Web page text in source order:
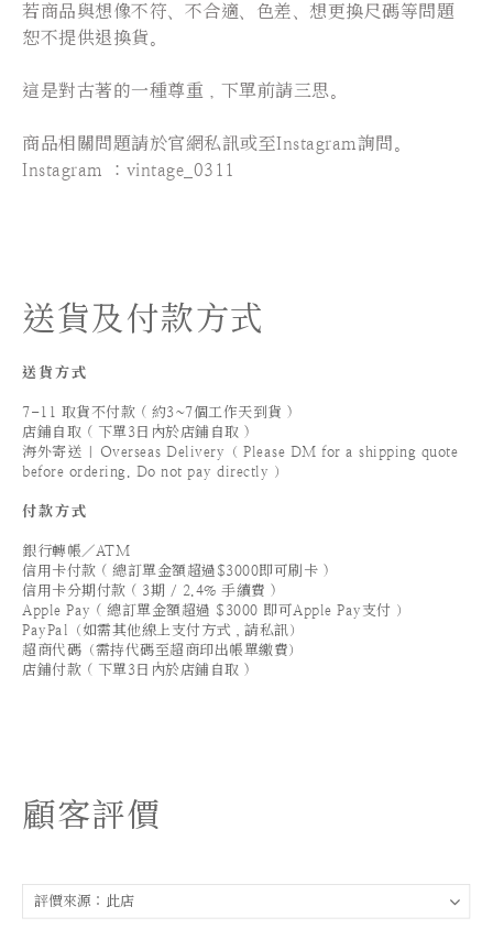
若商品與想像不符、不合適、色差、想更換尺碼等問題
恕不提供退換貨。
這是對古著的一種尊重，下單前請三思。
商品相關問題請於官網私訊或至Instagram詢問。
Instagram ：vintage_0311
送貨及付款方式
送貨方式
7-11 取貨不付款 ( 約3~7個工作天到貨 )
店鋪自取 ( 下單3日內於店鋪自取 )
海外寄送 | Overseas Delivery（ Please DM for a shipping quote
before ordering. Do not pay directly ）
付款方式
銀行轉帳／ATM
信用卡付款 ( 總訂單金額超過$3000即可刷卡 )
信用卡分期付款 ( 3期 / 2.4% 手續費 )
Apple Pay ( 總訂單金額超過 $3000 即可Apple Pay支付 ）
PayPal（如需其他線上支付方式，請私訊）
超商代碼（需持代碼至超商印出帳單繳費）
店鋪付款 ( 下單3日內於店鋪自取 )
顧客評價